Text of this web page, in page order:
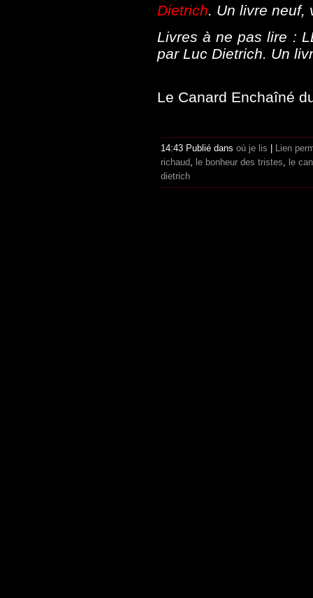
Dietrich. Un livre neuf,
Livres à ne pas lire :
par Luc Dietrich. Un
Le Canard Enchaîné
14:43 Publié dans où je lis
Lien
richaud
le bonheur des tristes
le
dietrich